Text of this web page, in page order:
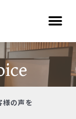
様の声を